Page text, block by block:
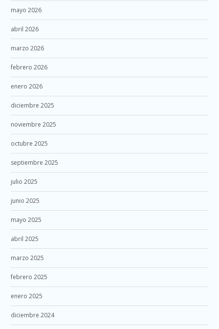
mayo 2026
abril 2026
marzo 2026
febrero 2026
enero 2026
diciembre 2025
noviembre 2025
octubre 2025
septiembre 2025
julio 2025
junio 2025
mayo 2025
abril 2025
marzo 2025
febrero 2025
enero 2025
diciembre 2024